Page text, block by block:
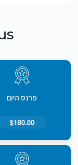
פרנס היום
$180.00